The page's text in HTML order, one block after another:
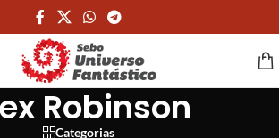
Robinson
Categorias